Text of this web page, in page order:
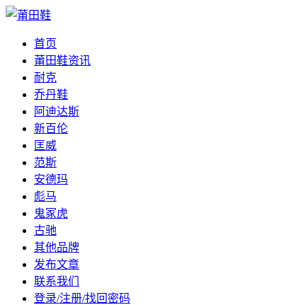
首页
莆田鞋资讯
耐克
乔丹鞋
阿迪达斯
新百伦
匡威
范斯
安德玛
彪马
鬼冢虎
古驰
其他品牌
发布文章
联系我们
登录/注册/找回密码